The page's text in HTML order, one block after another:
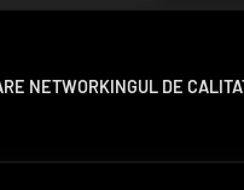
NETWORKINGUL DE